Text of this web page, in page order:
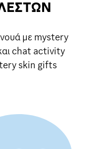
με mystery
chat activity
skin gifts